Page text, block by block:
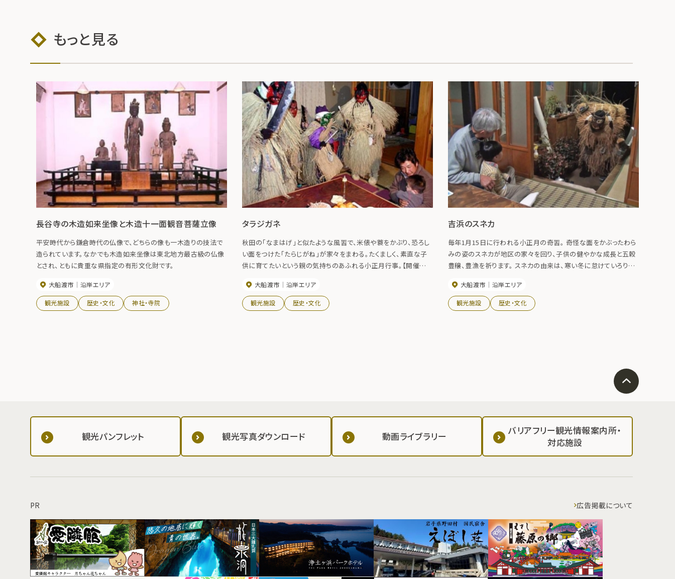
もっと見る
長谷寺の木造如来坐像と木造十一面観音菩薩立像
平安時代から鎌倉時代の仏像で、どちらの像も一木造りの技法で
造られています。なかでも木造如来坐像は東北地方最古級の仏像
とされ、ともに貴重な県指定の有形文化財です。
大船渡市 沿岸エリア
観光施設 歴史・文化 神社・寺院
タラジガネ
秋田の「なまはげ」と似たような風習で、米俵や蓑をかぶり、恐ろし
い面をつけた「たらじがね」が家々をまわる。たくましく、素直な子
供に育てたいという親の気持ちのあふれる小正月行事。【開催日】
大船渡市 沿岸エリア
観光施設 歴史・文化
吉浜のスネカ
毎年1月15日に行われる小正月の奇習。 奇怪な面をかぶったわら
みの姿のスネカが地区の家々を回り、子供の健やかな成長と五穀
豊穣、豊漁を祈ります。 スネカの由来は、寒い冬に怠けていろりの
カワタグリ」とされています。怠け者や泣く子を戒めるしぐさや風貌
は地方色豊か。吉浜スネカ保存会では、地区の子供達に衣装を貸
し出すなどスネカの歴史を伝える伝承活動をおこなっています。
大船渡市 沿岸エリア
観光施設 歴史・文化
観光パンフレット 観光写真ダウンロード 動画ライブラリー
バリアフリー観光情報案内所・
対応施設
PR 広告掲載について